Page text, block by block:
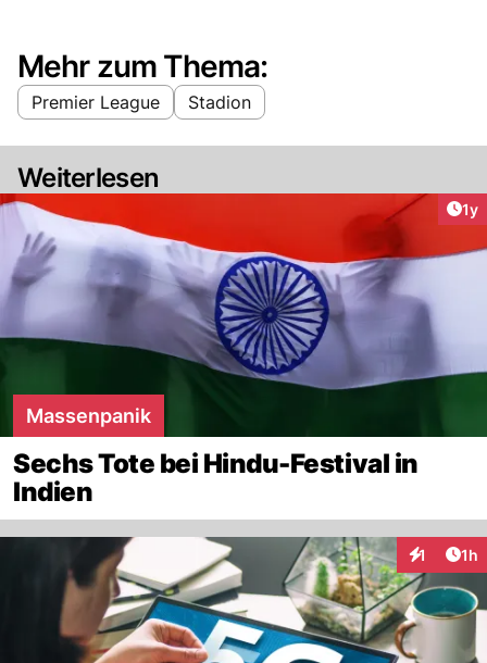
Mehr zum Thema:
Premier League Stadion
Weiterlesen
1y
Massenpanik
Sechs Tote bei Hindu-Festival in
Indien
1 1h